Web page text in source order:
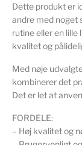
Dette produkt er
andre med noget
rutine eller en
kvalitet og
Med nøje
kombinerer det
Det er let at
FORDELE:
– Høj kvalitet og